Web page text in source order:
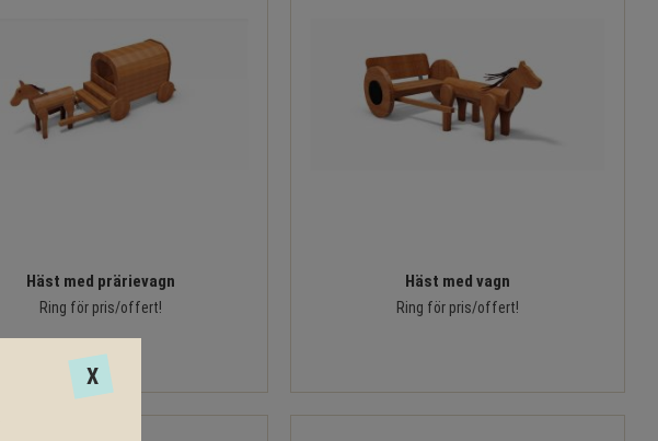
Häst med prärievagn
Ring för pris/offert!
Häst med vagn
Ring för pris/offert!
X